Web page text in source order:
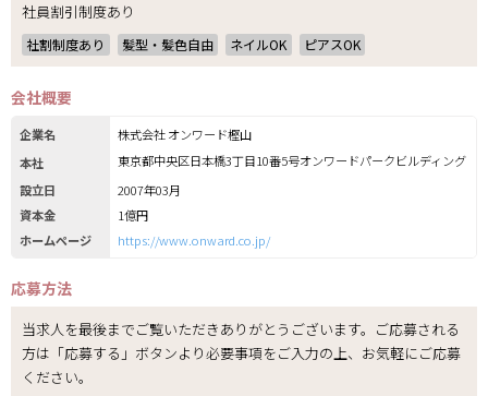
社員割引制度あり
社割制度あり 髪型・髪色自由 ネイルOK ピアスOK
会社概要
企業名
株式会社 オンワード樫山
本社
東京都中央区日本橋3丁目10番5号オンワードパークビルディング
設立日
2007年03月
資本金
1億円
ホームページ
https://www.onward.co.jp/
応募方法
当求人を最後までご覧いただきありがとうございます。ご応募される
方は「応募する」ボタンより必要事項をご入力の上、お気軽にご応募
ください。